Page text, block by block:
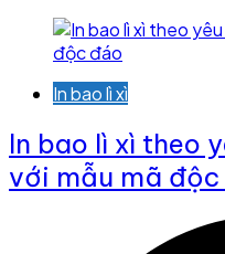
In bao lì xì
In bao lì xì theo
với mẫu mã